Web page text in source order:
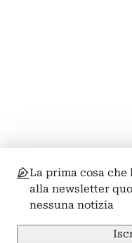
La prima cosa
alla newsletter
nessuna notizia